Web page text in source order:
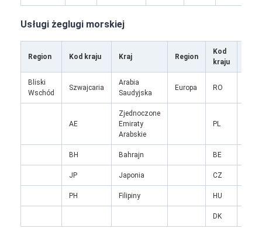
Dom
Produkty
Kontrola jakości
Skontaktuj się z nami
Rozmawiaj teraz.
Usługi żeglugi morskiej
Region Kod kraju Kraj Region
Kod
kraju
Bliski
Wschód
Szwajcaria
Arabia
Saudyjska
Europa RO
AE
Zjednoczone
Emiraty
Arabskie
PL
BH Bahrajn BE
JP Japonia CZ
PH Filipiny HU
DK